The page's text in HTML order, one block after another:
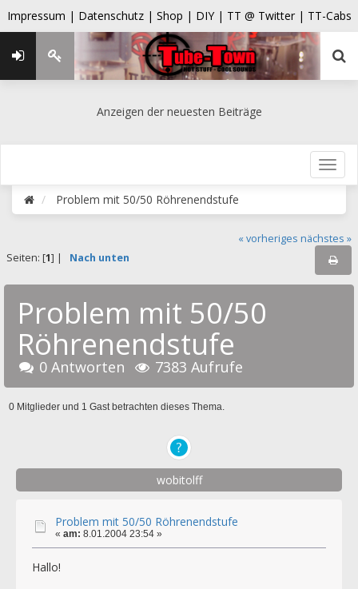
Impressum | Datenschutz | Shop | DIY | TT @ Twitter | TT-Cabs
Anzeigen der neuesten Beiträge
Problem mit 50/50 Röhrenendstufe
« vorheriges nächstes »
Seiten: [1] | Nach unten
Problem mit 50/50
Röhrenendstufe
0 Antworten 7383 Aufrufe
0 Mitglieder und 1 Gast betrachten dieses Thema.
wobitolff
Problem mit 50/50 Röhrenendstufe
« am: 8.01.2004 23:54 »
Hallo!